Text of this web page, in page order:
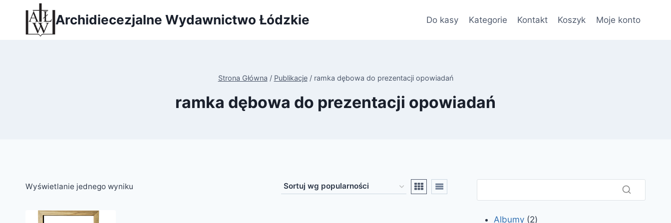
Archidiecezjalne Wydawnictwo Łódzkie Do kasy Kategorie Kontakt Koszyk Moje konto
Strona Główna / Publikacje / ramka dębowa do prezentacji opowiadań
ramka dębowa do prezentacji opowiadań
Wyświetlanie jednego wyniku
Albumy 22